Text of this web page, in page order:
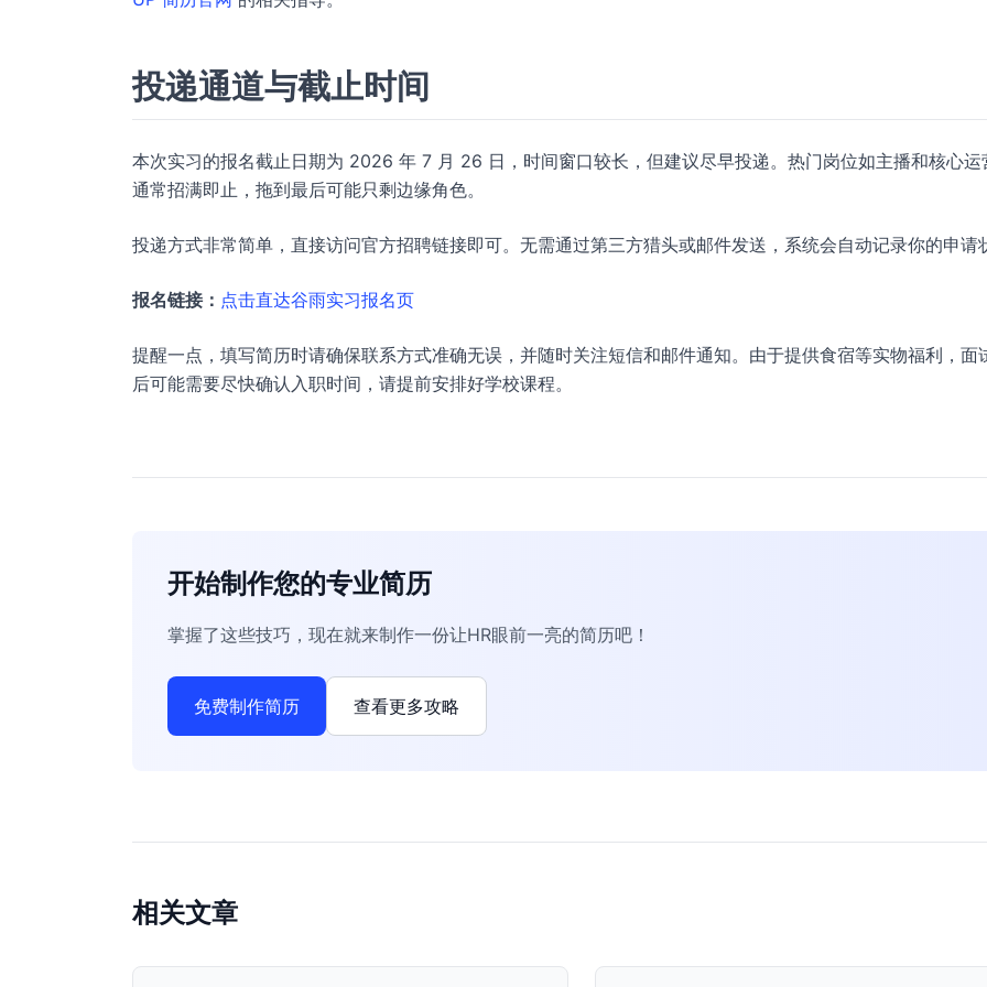
投递通道与截止时间
本次实习的报名截止日期为 2026 年 7 月 26 日，时间窗口较长，但建议尽早投递。热门岗位如主播和核心运
通常招满即止，拖到最后可能只剩边缘角色。
投递方式非常简单，直接访问官方招聘链接即可。无需通过第三方猎头或邮件发送，系统会自动记录你的申请
报名链接： 点击直达谷雨实习报名页
提醒一点，填写简历时请确保联系方式准确无误，并随时关注短信和邮件通知。由于提供食宿等实物福利，面
后可能需要尽快确认入职时间，请提前安排好学校课程。
开始制作您的专业简历
掌握了这些技巧，现在就来制作一份让HR眼前一亮的简历吧！
免费制作简历 查看更多攻略
相关文章